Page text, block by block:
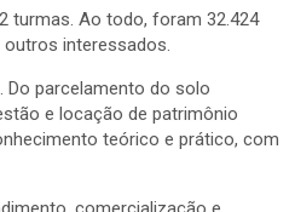
turmas. Ao todo, foram 32.424
interessados.
parcelamento do solo
e locação de patrimônio
teórico e prático, com